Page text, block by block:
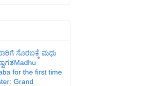
ಸೊರಬಕ್ಕೆ ಮಧು
for the first time
Grand